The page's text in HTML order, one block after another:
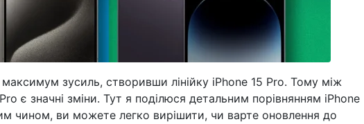
зусиль, створивши лінійку iPhone 15 Pro. Тому між
є значні зміни. Тут я поділюся детальним порівнянням iPhone
чином, ви можете легко вирішити, чи варте оновлення до